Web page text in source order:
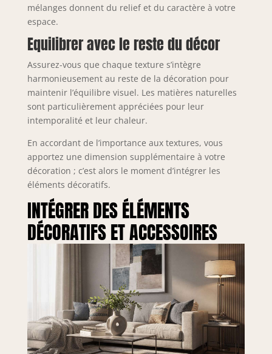
mélanges donnent du relief et du caractère à votre
espace.
Equilibrer avec le reste du décor
Assurez-vous que chaque texture s’intègre
harmonieusement au reste de la décoration pour
maintenir l’équilibre visuel. Les matières naturelles
sont particulièrement appréciées pour leur
intemporalité et leur chaleur.
En accordant de l’importance aux textures, vous
apportez une dimension supplémentaire à votre
décoration ; c’est alors le moment d’intégrer les
éléments décoratifs.
INTÉGRER DES ÉLÉMENTS
DÉCORATIFS ET ACCESSOIRES